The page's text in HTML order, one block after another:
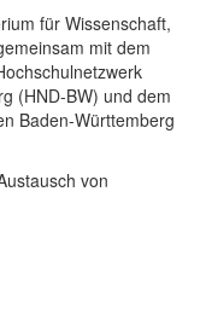
für Wissenschaft,
mit dem
(HND-BW) und dem
Baden-Württemberg
von